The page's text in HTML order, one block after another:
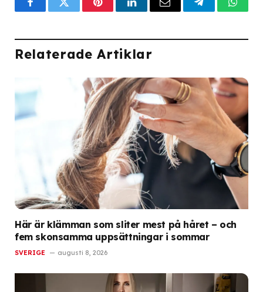
FacebookTwitterPinterestLinkedInEmail Telegram
Relaterade Artiklar
Här är klämman som sliter mest på håret – och
fem skonsamma uppsättningar i sommar
SVERIGE augusti 8, 2026